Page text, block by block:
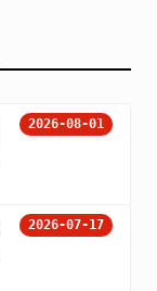
2026-08-01
2026-07-17